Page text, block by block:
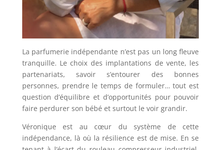
La parfumerie indépendante n’est pas un long fleuve
tranquille. Le choix des implantations de vente, les
partenariats, savoir s’entourer des bonnes
personnes, prendre le temps de formuler… tout est
question d’équilibre et d’opportunités pour pouvoir
faire perdurer son bébé et surtout le voir grandir.
Véronique est au cœur du système de cette
indépendance, là où la résilience est de mise. En se